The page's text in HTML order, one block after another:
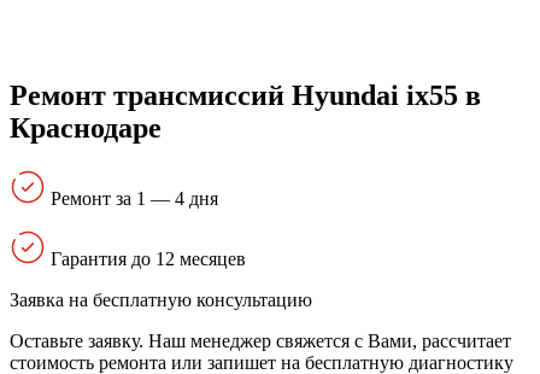
Ремонт трансмиссий Hyundai ix55 в
Краснодаре
Ремонт за 1 — 4 дня
Гарантия до 12 месяцев
Заявка на бесплатную консультацию
Оставьте заявку. Наш менеджер свяжется с Вами, расcчитает
стоимость ремонта или запишет на бесплатную диагностику